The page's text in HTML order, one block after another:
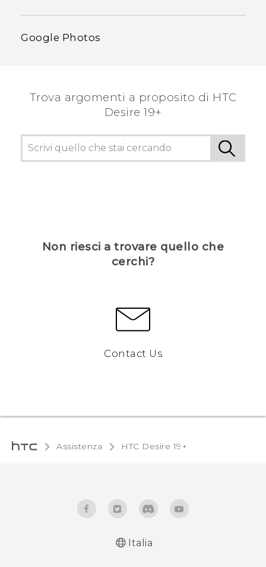
Google Photos
Trova argomenti a proposito di ‎HTC
Desire 19+‎
Non riesci a trovare quello che
cerchi?
Contact Us
Assistenza ‎HTC Desire 19+‎‎
Italia